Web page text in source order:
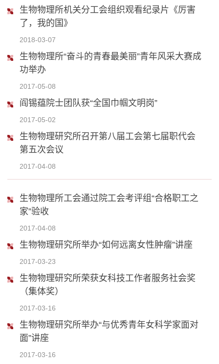
生物物理所机关分工会组织观看纪录片《厉害
了，我的国》
2018-03-07
生物物理所“奋斗的青春最美丽”青年风采大赛成
功举办
2017-05-08
阎锡蕴院士团队获“全国巾帼文明岗”
2017-05-02
生物物理研究所召开第八届工会第七届职代会
第五次会议
2017-04-08
生物物理所工会通过院工会考评组“合格职工之
家”验收
2017-04-08
生物物理研究所举办“如何远离女性肿瘤”讲座
2017-03-23
生物物理研究所荣获女科技工作者服务社会奖
（集体奖）
2017-03-16
生物物理研究所举办“与优秀青年女科学家面对
面”讲座
2017-03-16